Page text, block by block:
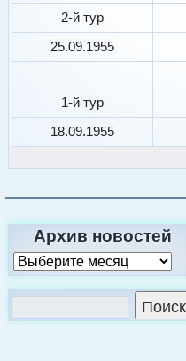
2-й тур
25.09.1955
1-й тур
18.09.1955
Архив новостей